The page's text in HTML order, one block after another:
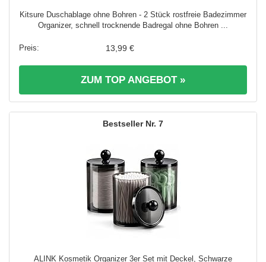
Kitsure Duschablage ohne Bohren - 2 Stück rostfreie Badezimmer
Organizer, schnell trocknende Badregal ohne Bohren ...
13,99 €
ZUM TOP ANGEBOT »
7
ALINK Kosmetik Organizer 3er Set mit Deckel, Schwarze